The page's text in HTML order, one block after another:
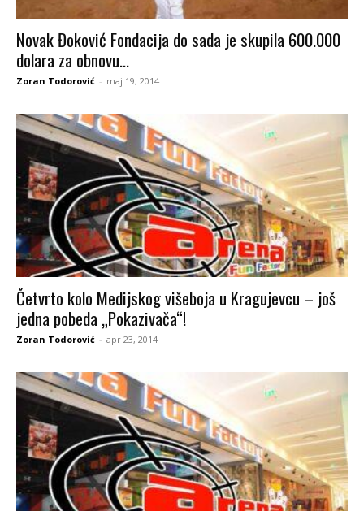
Novak Đoković Fondacija do sada je skupila 600.000
dolara za obnovu...
Zoran Todorović - maj 19, 2014
Četvrto kolo Medijskog višeboja u Kragujevcu – još
jedna pobeda „Pokazivača“!
Zoran Todorović - apr 23, 2014